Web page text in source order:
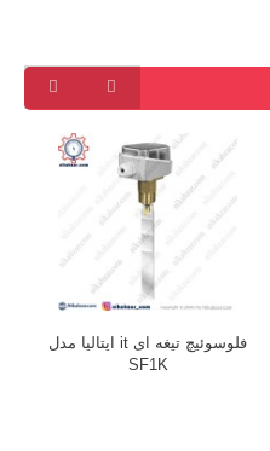
فلوسوئیچ تیغه ای it ایتالیا مدل
SF1K